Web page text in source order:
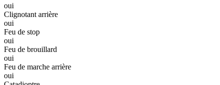
oui
Clignotant arrière
oui
Feu de stop
oui
Feu de brouillard
oui
Feu de marche arrière
oui